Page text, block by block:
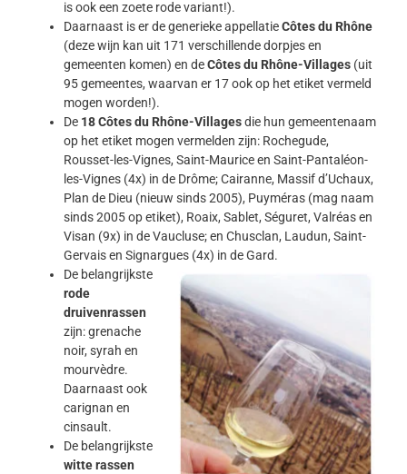
is ook een zoete rode variant!).
Daarnaast is er de generieke appellatieCôtes du Rhône
(deze wijn kan uit 171 verschillende dorpjes en
gemeenten komen) en deCôtes du Rhône-Villages (uit
95 gemeentes, waarvan er 17 ook op het etiket vermeld
mogen worden!).
De 18 Côtes du Rhône-Villagesdie hun gemeentenaam
op het etiket mogen vermelden zijn: Rochegude,
Rousset-les-Vignes, Saint-Maurice en Saint-Pantaléon-
les-Vignes (4x) in de Drôme; Cairanne, Massif d’Uchaux,
Plan de Dieu (nieuw sinds 2005), Puyméras (mag naam
sinds 2005 op etiket), Roaix, Sablet, Séguret, Valréas en
Visan (9x) in de Vaucluse; en Chusclan, Laudun, Saint-
Gervais en Signargues (4x) in de Gard.
De belangrijkste
rode
druivenrassen
zijn: grenache
noir, syrah en
mourvèdre.
Daarnaast ook
carignan en
cinsault.
De belangrijkste
witte rassen